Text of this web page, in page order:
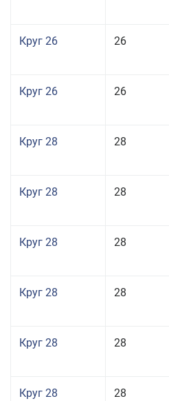
Круг 26 26
Круг 26 26
Круг 28 28
Круг 28 28
Круг 28 28
Круг 28 28
Круг 28 28
Круг 28 28